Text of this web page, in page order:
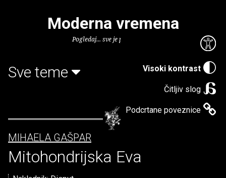
Visoki kontrast
Čitljiv slog
Podcrtane poveznice
Moderna vremena
Pogledaj... sve je puno knjiga.
Sve teme
MIHAELA GAŠPAR
Mitohondrijska Eva